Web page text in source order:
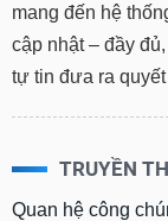
mang đến hệ
cập nhật – đầy
tự tin đưa ra
TRUYỀN
Quan hệ công